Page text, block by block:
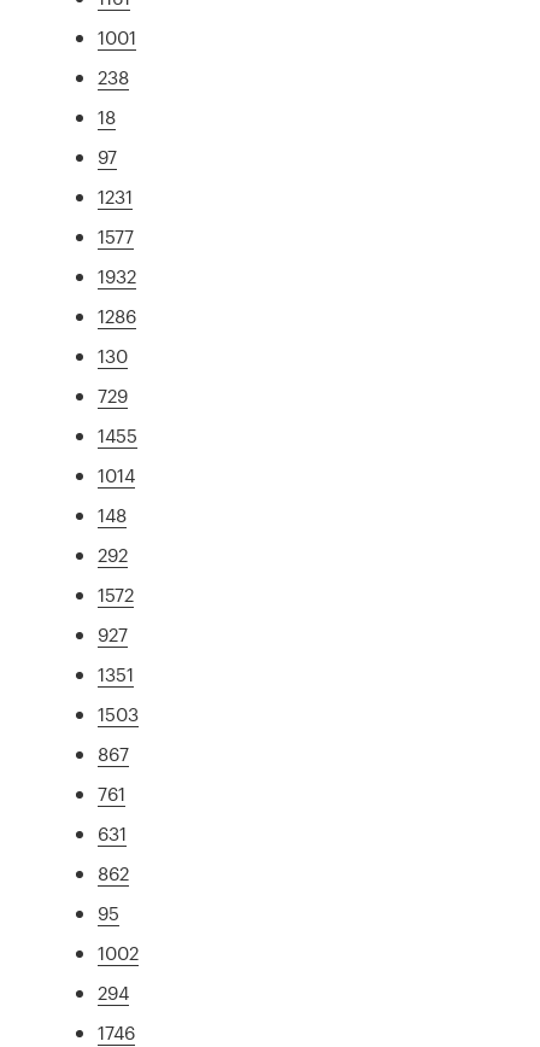
1001
238
18
97
1231
1577
1932
1286
130
729
1455
1014
148
292
1572
927
1351
1503
867
761
631
862
95
1002
294
1746